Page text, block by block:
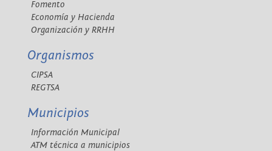
Fomento
Economía y Hacienda
Organización y RRHH
Organismos
CIPSA
REGTSA
Municipios
Información Municipal
ATM técnica a municipios